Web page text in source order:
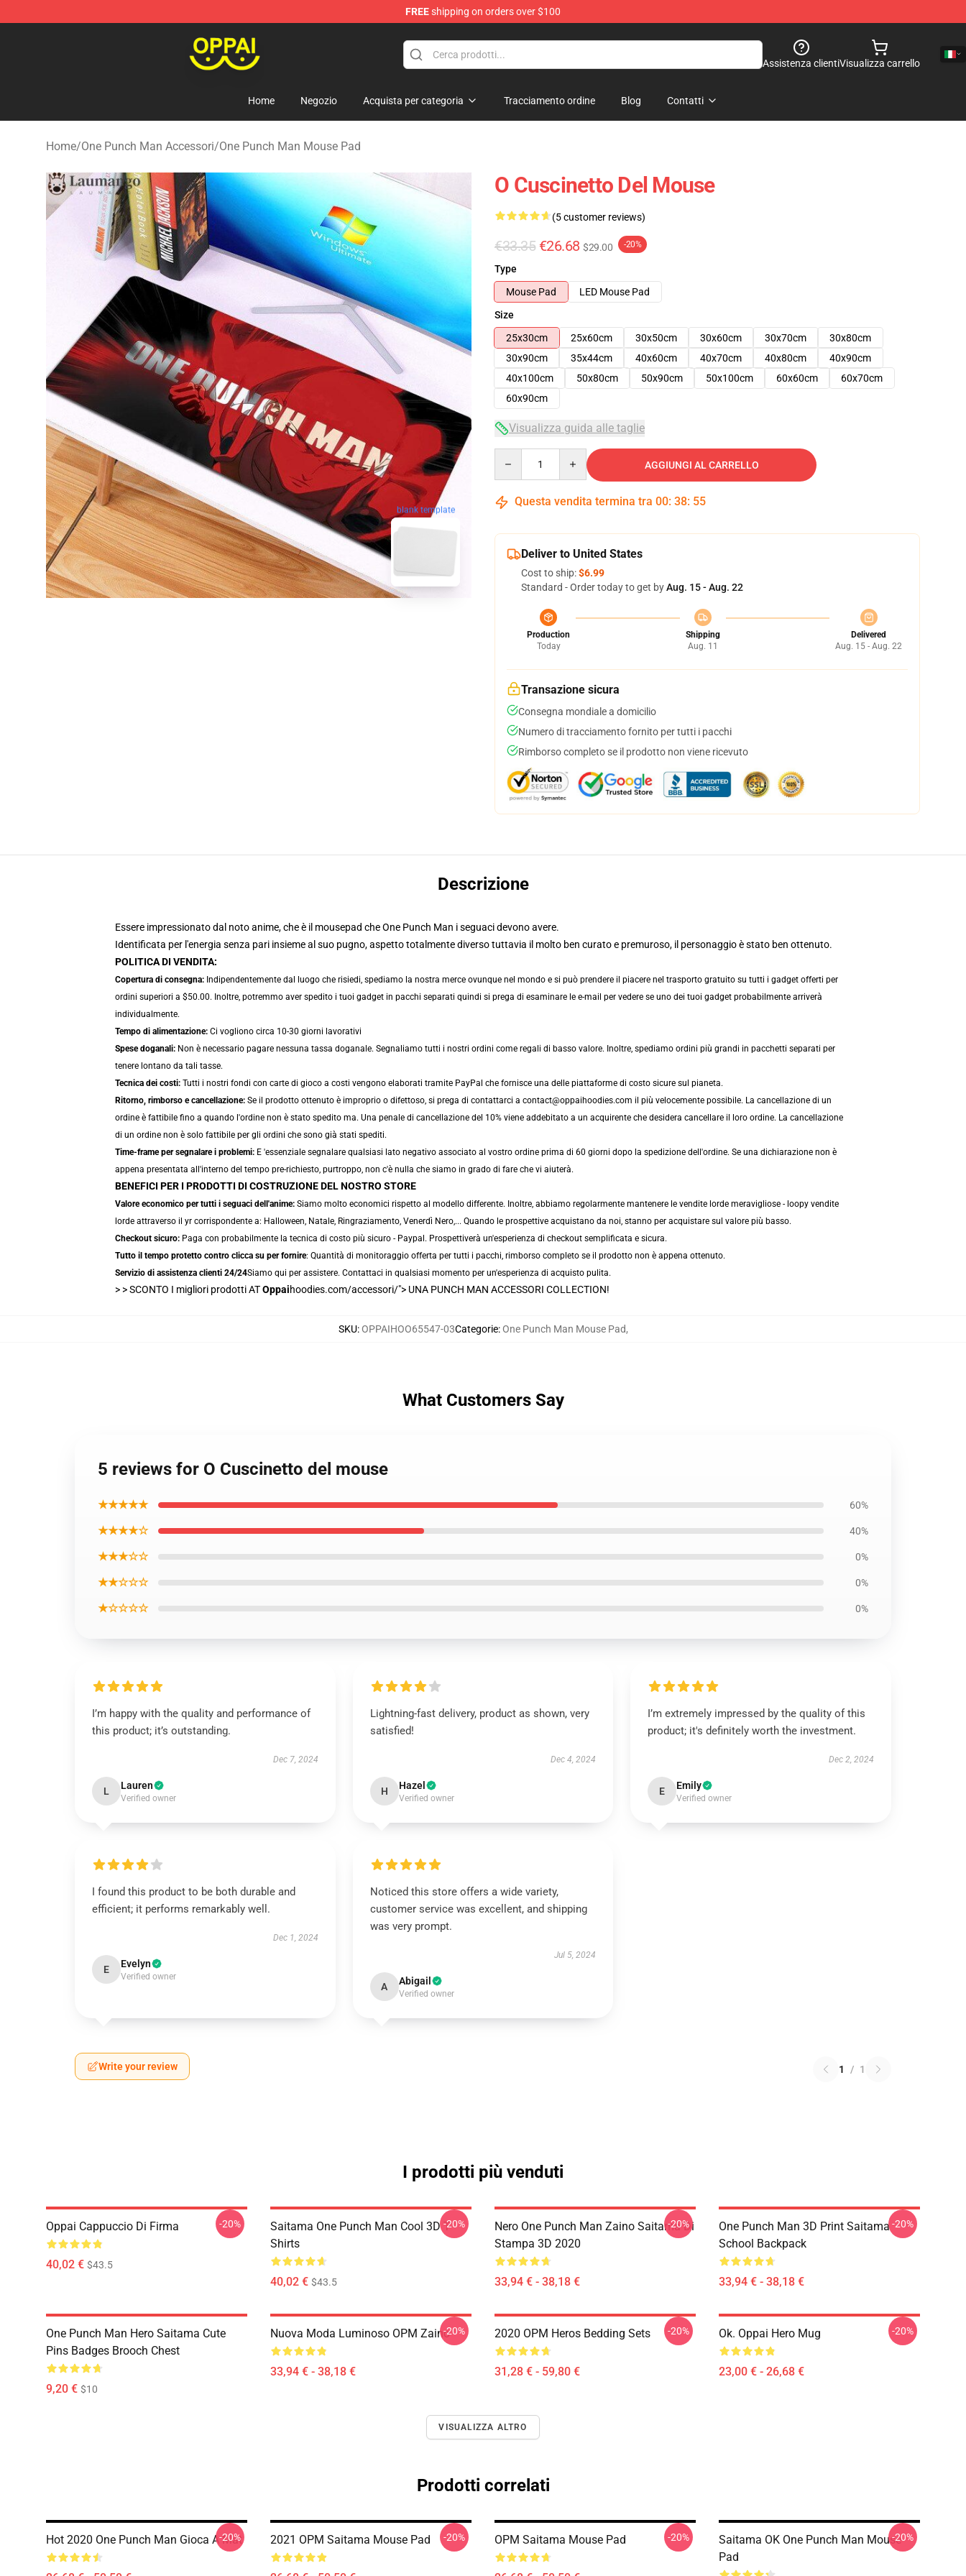
FREEshipping on orders over $100
Assistenza clientiVisualizza carrello
Home Negozio Acquista per categoria Tracciamento ordine Blog Contatti
Home/One Punch Man Accessori/One Punch Man Mouse Pad
blank template
O Cuscinetto Del Mouse
(5 customer reviews)
€33.35 €26.68 $29.00 -20%
Type
Mouse Pad
LED Mouse Pad
Size
25x30cm
25x60cm 30x50cm 30x60cm 30x70cm
30x80cm
30x90cm
35x44cm 40x60cm 40x70cm 40x80cm
40x90cm
40x100cm
50x80cm 50x90cm 50x100cm 60x60cm
60x70cm
60x90cm
Visualizza guida alle taglie
AGGIUNGI AL CARRELLO
Questa vendita termina tra 00: 38: 53
Deliver to United States
Cost to ship:$6.99
Standard - Order today to get byAug. 15 - Aug. 22
Production
Today
Shipping
Aug. 11
Delivered
Aug. 15 - Aug. 22
Transazione sicura
Consegna mondiale a domicilio
Numero di tracciamento fornito per tutti i pacchi
Rimborso completo se il prodotto non viene ricevuto
Descrizione
Essere impressionato dal noto anime, che è il mousepad che One Punch Man i seguaci devono avere.
Identificata per l'energia senza pari insieme al suo pugno, aspetto totalmente diverso tuttavia il molto ben curato e premuroso, il personaggio è stato ben ottenuto.
POLITICA DI VENDITA:
Copertura di consegna: Indipendentemente dal luogo che risiedi, spediamo la nostra merce ovunque nel mondo e si può prendere il piacere nel trasporto gratuito su tutti i gadget offerti per
ordini superiori a $50.00. Inoltre, potremmo aver spedito i tuoi gadget in pacchi separati quindi si prega di esaminare le e-mail per vedere se uno dei tuoi gadget probabilmente arriverà
individualmente.
Tempo di alimentazione: Ci vogliono circa 10-30 giorni lavorativi
Spese doganali: Non è necessario pagare nessuna tassa doganale. Segnaliamo tutti i nostri ordini come regali di basso valore. Inoltre, spediamo ordini più grandi in pacchetti separati per
tenere lontano da tali tasse.
Tecnica dei costi: Tutti i nostri fondi con carte di gioco a costi vengono elaborati tramite PayPal che fornisce una delle piattaforme di costo sicure sul pianeta.
Ritorno, rimborso e cancellazione: Se il prodotto ottenuto è improprio o difettoso, si prega di contattarci a contact@oppaihoodies.com il più velocemente possibile. La cancellazione di un
ordine è fattibile fino a quando l'ordine non è stato spedito ma. Una penale di cancellazione del 10% viene addebitato a un acquirente che desidera cancellare il loro ordine. La cancellazione
di un ordine non è solo fattibile per gli ordini che sono già stati spediti.
Time-frame per segnalare i problemi: E 'essenziale segnalare qualsiasi lato negativo associato al vostro ordine prima di 60 giorni dopo la spedizione dell'ordine. Se una dichiarazione non è
appena presentata all'interno del tempo pre-richiesto, purtroppo, non c'è nulla che siamo in grado di fare che vi aiuterà.
BENEFICI PER I PRODOTTI DI COSTRUZIONE DEL NOSTRO STORE
Valore economico per tutti i seguaci dell'anime: Siamo molto economici rispetto al modello differente. Inoltre, abbiamo regolarmente mantenere le vendite lorde meravigliose - loopy vendite
lorde attraverso il yr corrispondente a: Halloween, Natale, Ringraziamento, Venerdì Nero,... Quando le prospettive acquistano da noi, stanno per acquistare sul valore più basso.
Checkout sicuro: Paga con probabilmente la tecnica di costo più sicuro - Paypal. Prospettiverà un'esperienza di checkout semplificata e sicura.
Tutto il tempo protetto contro clicca su per fornire: Quantità di monitoraggio offerta per tutti i pacchi, rimborso completo se il prodotto non è appena ottenuto.
Servizio di assistenza clienti 24/24Siamo qui per assistere. Contattaci in qualsiasi momento per un'esperienza di acquisto pulita.
> >SCONTO I migliori prodotti ATOppaihoodies.com/accessori/"> UNA PUNCH MAN ACCESSORI COLLECTION!
SKU:OPPAIHOO65547-03Categorie:One Punch Man Mouse Pad,
What Customers Say
5 reviews for O Cuscinetto del mouse
★★★★★ 60%
★★★★☆ 40%
★★★☆☆ 0%
★★☆☆☆ 0%
★☆☆☆☆ 0%
I’m happy with the quality and performance of
this product; it’s outstanding.
Dec 7, 2024
L Lauren
Verified owner
Lightning-fast delivery, product as shown, very
satisfied!
Dec 4, 2024
H Hazel
Verified owner
I’m extremely impressed by the quality of this
product; it's definitely worth the investment.
Dec 2, 2024
E Emily
Verified owner
I found this product to be both durable and
efficient; it performs remarkably well.
Dec 1, 2024
E Evelyn
Verified owner
Noticed this store offers a wide variety,
customer service was excellent, and shipping
was very prompt.
Jul 5, 2024
A Abigail
Verified owner
Write your review 1 / 1
I prodotti più venduti
Oppai Cappuccio Di Firma
40,02 € $43.5
-20%
Saitama One Punch Man Cool 3D T-
Shirts
40,02 € $43.5
-20%
Nero One Punch Man Zaino Saitama Di
Stampa 3D 2020
33,94 € - 38,18 €
-20%
One Punch Man 3D Print Saitama
School Backpack
33,94 € - 38,18 €
-20%
One Punch Man Hero Saitama Cute
Pins Badges Brooch Chest
9,20 € $10
Nuova Moda Luminoso OPM Zaino
33,94 € - 38,18 €
-20% 2020 OPM Heros Bedding Sets
31,28 € - 59,80 €
-20% Ok. Oppai Hero Mug
23,00 € - 26,68 €
-20%
VISUALIZZA ALTRO
Prodotti correlati
Hot 2020 One Punch Man Gioca A Mat
-20% 2021 OPM Saitama Mouse Pad -20% OPM Saitama Mouse Pad -20%
Saitama OK One Punch Man Mouse
Pad
-20%